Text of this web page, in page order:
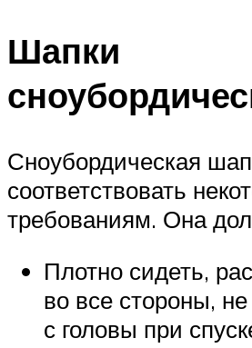
Шапки
Сноубордическая
соответствовать
требованиям. Она
Плотно сидеть,
во все стороны, не
с головы при